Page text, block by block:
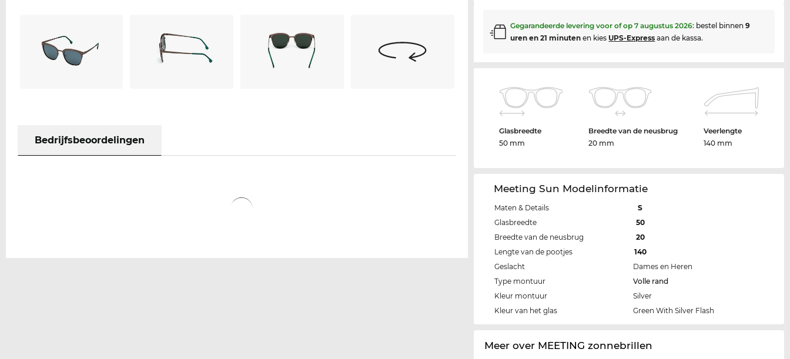
Bedrijfsbeoordelingen
Gegarandeerde levering voor of op7 augustus 2026: bestel binnen9
uren en 21 minuten en kies UPS-Express aan de kassa.
Glasbreedte
50 mm
Breedte van de neusbrug
20 mm
Veerlengte
140 mm
Meeting Sun Modelinformatie
Maten & Details
S
Glasbreedte
50
Breedte van de neusbrug
20
Lengte van de pootjes
140
Geslacht
Dames en Heren
Type montuur
Volle rand
Kleur montuur
Silver
Kleur van het glas
Green With Silver Flash
Meer over MEETING zonnebrillen